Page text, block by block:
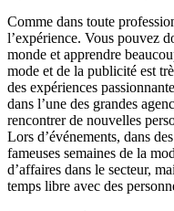
Comme dans toute
l’expérience. Vous pouvez
monde et apprendre
mode et de la publicité est
des expériences
dans l’une des grandes
rencontrer de nouvelles
Lors d’événements, dans
fameuses semaines de la
d’affaires dans le secteur,
temps libre avec des